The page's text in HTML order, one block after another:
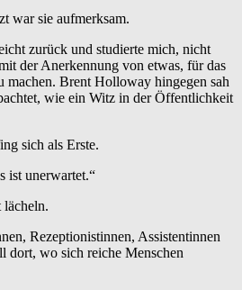
war sie aufmerksam.
zurück und studierte mich, nicht
der Anerkennung von etwas, für das
machen. Brent Holloway hingegen sah
wie ein Witz in der Öffentlichkeit
sich als Erste.
ist unerwartet.“
lächeln.
Rezeptionistinnen, Assistentinnen
dort, wo sich reiche Menschen